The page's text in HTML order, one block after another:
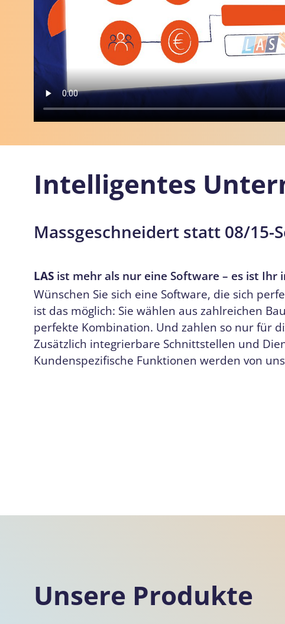
Intelligentes
Massgeschneidert statt 08/15-
LAS ist mehr als nur eine Software – es ist Ihr
Wünschen Sie sich eine Software, die sich
ist das möglich: Sie wählen aus zahlreichen
perfekte Kombination. Und zahlen so nur für
Zusätzlich integrierbare Schnittstellen und
Kundenspezifische Funktionen werden von
Unsere Produkte